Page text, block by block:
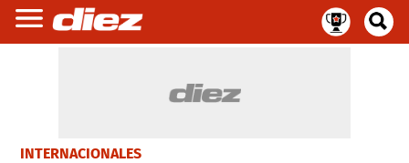
INTERNACIONALES